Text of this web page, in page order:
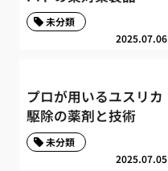
2025.07.06
未分類
プロが用いるユスリカ
駆除の薬剤と技術
2025.07.05
未分類